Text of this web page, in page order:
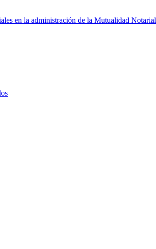
en la administración de la Mutualidad Notarial